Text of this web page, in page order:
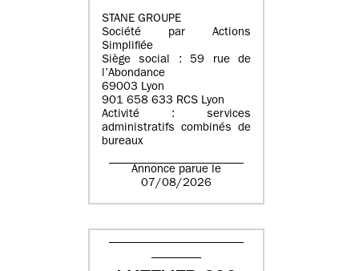
STANE GROUPE
Société par Actions
Simplifiée
Siège social : 59 rue de
l’Abondance
69003 Lyon
901 658 633 RCS Lyon
Activité : services
administratifs combinés de
bureaux
Annonce parue le
07/08/2026